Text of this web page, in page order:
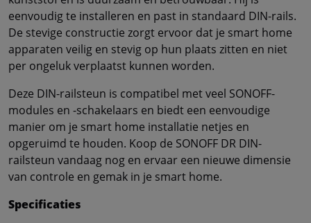
eenvoudig te installeren en past in standaard DIN-rails.
De stevige constructie zorgt ervoor dat je smart home
apparaten veilig en stevig op hun plaats zitten en niet
per ongeluk verplaatst kunnen worden.
Deze DIN-railsteun is compatibel met veel SONOFF-
modules en -schakelaars en biedt een eenvoudige
manier om je smart home installatie netjes en
opgeruimd te houden. Koop de SONOFF DR DIN-
railsteun vandaag nog en ervaar een nieuwe dimensie
van controle en gemak in je smart home.
Specificaties